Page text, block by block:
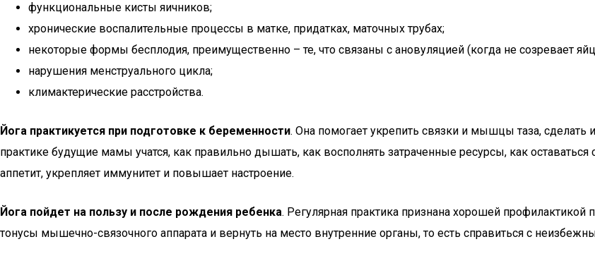
функциональные кисты яичников;
хронические воспалительные процессы в матке, придатках, маточных трубах;
некоторые формы бесплодия, преимущественно – те, что связаны с ановуляцией (когда не созревает
нарушения менструального цикла;
климактерические расстройства.
Йога практикуется при подготовке к беременности. Она помогает укрепить связки и мышцы таза, сделать
практике будущие мамы учатся, как правильно дышать, как восполнять затраченные ресурсы, как
аппетит, укрепляет иммунитет и повышает настроение.
Йога пойдет на пользу и после рождения ребенка. Регулярная практика признана хорошей
тонусы мышечно-связочного аппарата и вернуть на место внутренние органы, то есть справиться с